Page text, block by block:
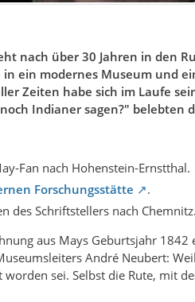
nach über 30 Jahren in den
ein modernes Museum und
Zeiten habe sich im Laufe
Indianer sagen?" belebten
Fan nach Hohenstein-Ernstthal.
Forschungsstätte
.
des Schriftstellers nach Chemnitz.
aus Mays Geburtsjahr
André Neubert:
sei. Selbst die Rute, mit